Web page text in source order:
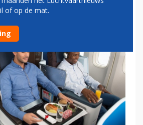
CALI
of op de mat.